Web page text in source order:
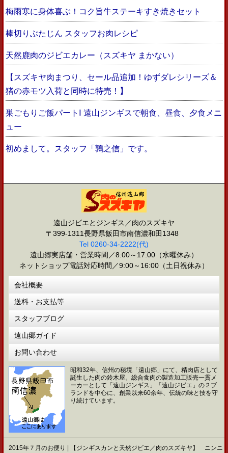
梅雨寒に身体喜ぶ！コク旨牛ステーキすき焼きセット
棒切りぶたじん スタッフお肉レシピ
天然鹿肉のジビエカレー（スズキヤ まかない）
【スズキヤ肉まつり、セール品追加！ゆずダレシリーズ＆
猪の赤モツ入荷と同時に特売！】
巣ごもりご飯パートⅠ 遠山ジンギスで朝食、昼食、夕食メニ
ュー
初めまして。スタッフ「鶉之信」です。
遠山ジビエとジンギス／肉のスズキヤ
〒399-1311長野県飯田市南信濃和田1348
Tel 0260-34-2222(代)
遠山郷実店舗・営業時間／8:00～17:00（水曜休み）
ネットショップ電話対応時間／9:00～16:00（土日祝休み）
会社概要
送料・お支払等
スタッフブログ
遠山郷ガイド
お問い合わせ
昭和32年、信州の秘境「遠山郷」にて、精肉店として
誕生した肉の鈴木屋。総合食肉の製造加工販売一貫メ
ーカーとして「遠山ジンギス」「遠山ジビエ」の２ブ
ランドを中心に、創業以来60余年、伝統の味と技を守
り続けています。
2015年７月のお便り | 【ジンギスカンと天然ジビエ／肉のスズキヤ】 ニンニ